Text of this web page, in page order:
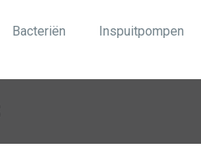
Bacteriën Inspuitpompen